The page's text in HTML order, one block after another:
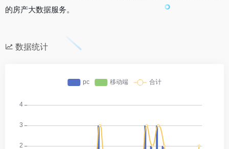
的房产大数据服务。
数据统计